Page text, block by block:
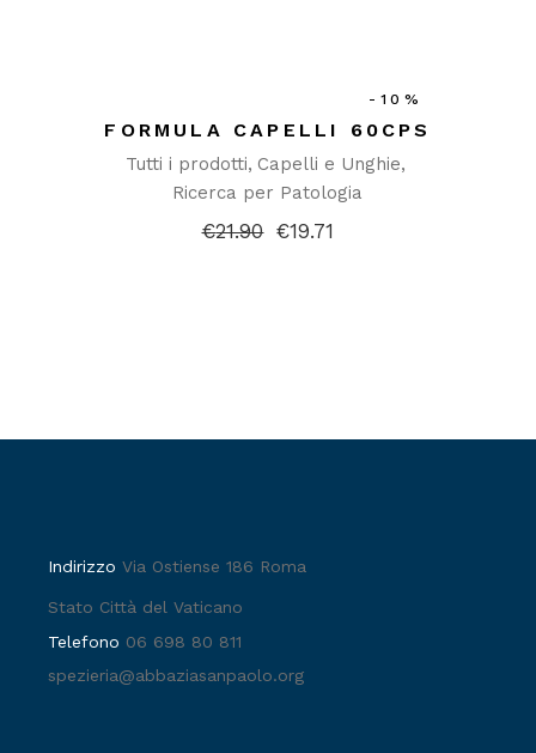
-10%
FORMULA CAPELLI 60CPS
Tutti i prodotti Capelli e Unghie
Ricerca per Patologia
€21.90 Il€19.71
Il
IndirizzoVia Ostiense 186 Roma
Stato Città del Vaticano
Telefono 06 698 80 811
spezieria@abbaziasanpaolo.org